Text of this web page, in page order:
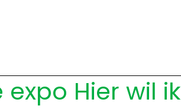
Hier wil ik